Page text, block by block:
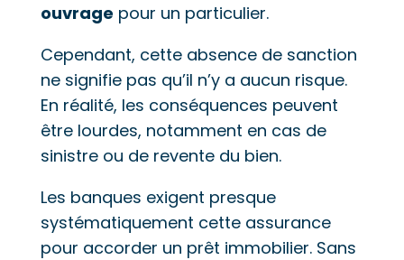
ouvrage pour un particulier.
Cependant, cette absence de sanction
ne signifie pas qu’il n’y a aucun risque.
En réalité, les conséquences peuvent
être lourdes, notamment en cas de
sinistre ou de revente du bien.
Les banques exigent presque
systématiquement cette assurance
pour accorder un prêt immobilier. Sans